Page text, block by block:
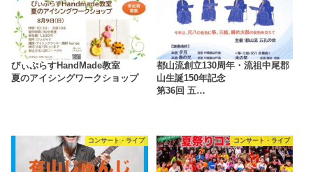
びぃぷらすHandMade教室
夏のアイシングワークショップ
都山流創立130周年・流祖中尾郡
山生誕150年記念
第36回 五…
コンサート・ライブ コンサート・ライブ